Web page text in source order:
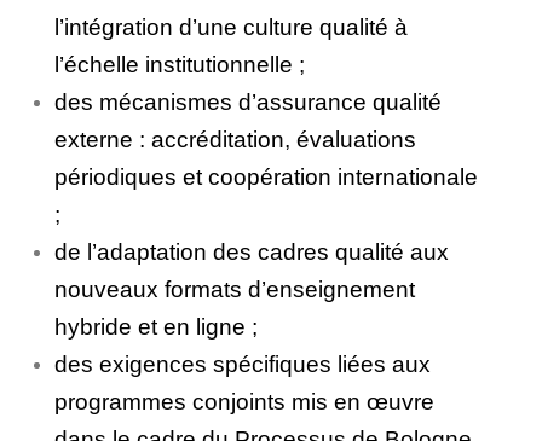
l’intégration d’une culture qualité à
l’échelle institutionnelle ;
des mécanismes d’assurance qualité
externe : accréditation, évaluations
périodiques et coopération internationale
;
de l’adaptation des cadres qualité aux
nouveaux formats d’enseignement
hybride et en ligne ;
des exigences spécifiques liées aux
programmes conjoints mis en œuvre